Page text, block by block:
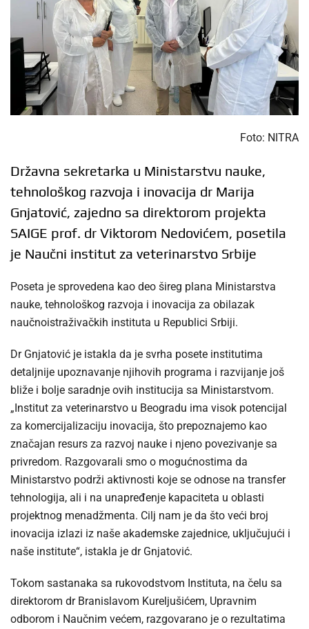
Foto: NITRA
Državna sekretarka u Ministarstvu nauke,
tehnološkog razvoja i inovacija dr Marija
Gnjatović, zajedno sa direktorom projekta
SAIGE prof. dr Viktorom Nedovićem, posetila
je Naučni institut za veterinarstvo Srbije
Poseta je sprovedena kao deo šireg plana Ministarstva
nauke, tehnološkog razvoja i inovacija za obilazak
naučnoistraživačkih instituta u Republici Srbiji.
Dr Gnjatović je istakla da je svrha posete institutima
detaljnije upoznavanje njihovih programa i razvijanje još
bliže i bolje saradnje ovih institucija sa Ministarstvom.
„Institut za veterinarstvo u Beogradu ima visok potencijal
za komercijalizaciju inovacija, što prepoznajemo kao
značajan resurs za razvoj nauke i njeno povezivanje sa
privredom. Razgovarali smo o mogućnostima da
Ministarstvo podrži aktivnosti koje se odnose na transfer
tehnologija, ali i na unapređenje kapaciteta u oblasti
projektnog menadžmenta. Cilj nam je da što veći broj
inovacija izlazi iz naše akademske zajednice, uključujući i
naše institute“, istakla je dr Gnjatović.
Tokom sastanaka sa rukovodstvom Instituta, na čelu sa
direktorom dr Branislavom Kureljušićem, Upravnim
odborom i Naučnim većem, razgovarano je o rezultatima